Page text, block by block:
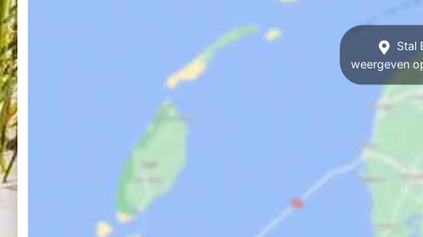
Stal
weergeven